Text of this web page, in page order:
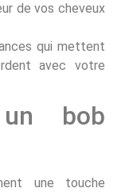
de vos cheveux
qui mettent
avec votre
bob
une touche